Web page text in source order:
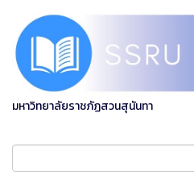
มหาวิทยาลัยราชภัฏสวนสุนันทา